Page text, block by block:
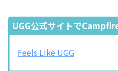
UGG公式サイトで
Feels Like UGG